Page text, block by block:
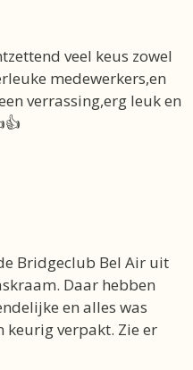
veel keus zowel
medewerkers,en
verrassing,erg leuk en
Bridgeclub Bel Air uit
Daar hebben
en alles was
keurig verpakt. Zie er